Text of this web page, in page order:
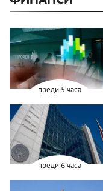
преди 5 часа
преди 6 часа